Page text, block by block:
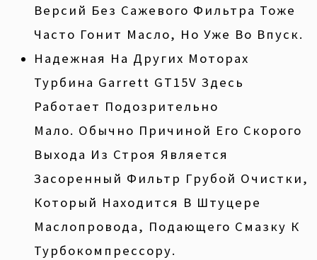
Версий Без Сажевого Фильтра Тоже
Часто Гонит Масло, Но Уже Во Впуск.
Надежная На Других Моторах
Турбина Garrett GT15V Здесь
Работает Подозрительно
Мало. Обычно Причиной Его Скорого
Выхода Из Строя Является
Засоренный Фильтр Грубой Очистки,
Который Находится В Штуцере
Маслопровода, Подающего Смазку К
Турбокомпрессору.